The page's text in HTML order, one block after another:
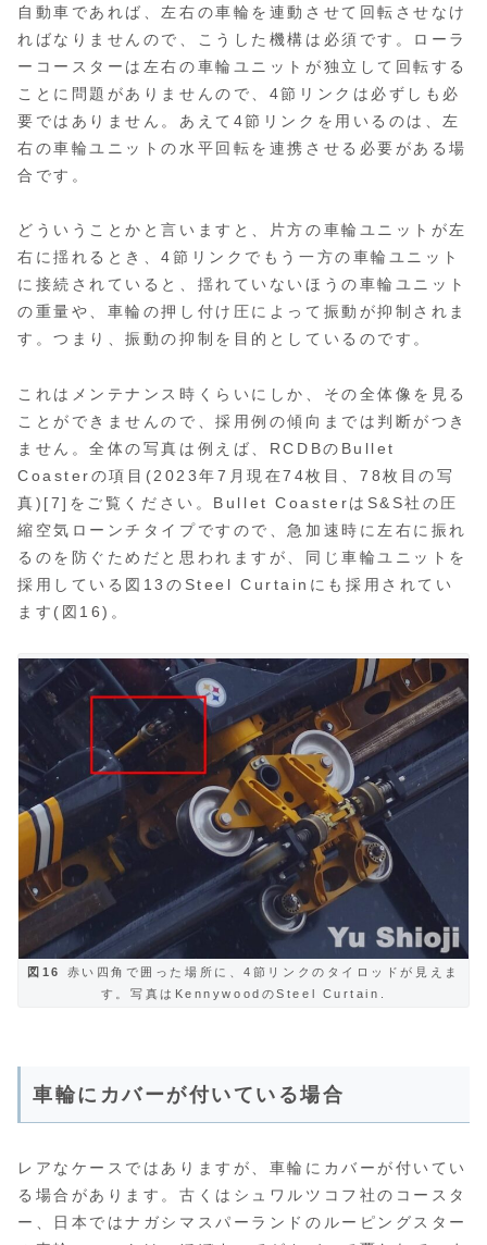
自動車であれば、左右の車輪を連動させて回転させなけ
ればなりませんので、こうした機構は必須です。ローラ
ーコースターは左右の車輪ユニットが独立して回転する
ことに問題がありませんので、4節リンクは必ずしも必
要ではありません。あえて4節リンクを用いるのは、左
右の車輪ユニットの水平回転を連携させる必要がある場
合です。
どういうことかと言いますと、片方の車輪ユニットが左
右に揺れるとき、4節リンクでもう一方の車輪ユニット
に接続されていると、揺れていないほうの車輪ユニット
の重量や、車輪の押し付け圧によって振動が抑制されま
す。つまり、振動の抑制を目的としているのです。
これはメンテナンス時くらいにしか、その全体像を見る
ことができませんので、採用例の傾向までは判断がつき
ません。全体の写真は例えば、RCDBのBullet
Coasterの項目(2023年7月現在74枚目、78枚目の写
真)[7]をご覧ください。Bullet CoasterはS&S社の圧
縮空気ローンチタイプですので、急加速時に左右に振れ
るのを防ぐためだと思われますが、同じ車輪ユニットを
採用している図13のSteel Curtainにも採用されてい
ます(図16)。
図16
赤い四角で囲った場所に、4節リンクのタイロッドが見えま
す。写真はKennywoodのSteel Curtain.
車輪にカバーが付いている場合
レアなケースではありますが、車輪にカバーが付いてい
る場合があります。古くはシュワルツコフ社のコースタ
ー、日本ではナガシマスパーランドのルーピングスター